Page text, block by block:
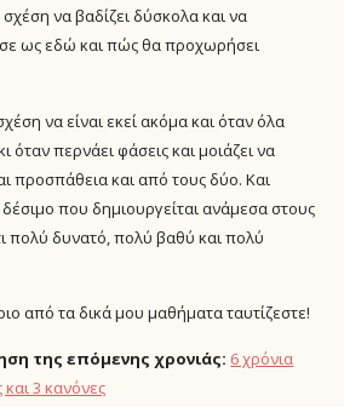
να βαδίζει δύσκολα και να
ως εδώ και πώς θα προχωρήσει
να είναι εκεί ακόμα και όταν όλα
όταν περνάει φάσεις και μοιάζει να
προσπάθεια και από τους δύο. Και
δέσιμο που δημιουργείται ανάμεσα στους
πολύ δυνατό, πολύ βαθύ και πολύ
από τα δικά μου μαθήματα ταυτίζεστε!
της επόμενης χρονιάς: 6 χρόνια
3 κανόνες